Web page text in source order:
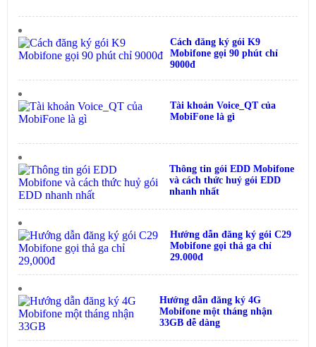
Cách đăng ký gói K9
Mobifone gọi 90 phút chỉ
9000đ
Tài khoản Voice_QT của
MobiFone là gì
Thông tin gói EDD Mobifone
và cách thức huỷ gói EDD
nhanh nhất
Hướng dẫn đăng ký gói C29
Mobifone gọi thả ga chỉ
29.000đ
Hướng dẫn đăng ký 4G
Mobifone một tháng nhận
33GB dễ dàng